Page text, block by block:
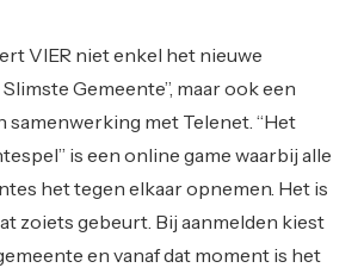
VIER niet enkel het nieuwe
Gemeente”, maar ook een
samenwerking met Telenet. “Het
is een online game waarbij alle
het tegen elkaar opnemen. Het is
zoiets gebeurt. Bij aanmelden kiest
en vanaf dat moment is het